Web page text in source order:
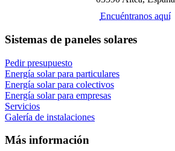
Encuéntranos aquí
Sistemas de paneles solares
Pedir presupuesto
Energía solar para particulares
Energía solar para colectivos
Energía solar para empresas
Servicios
Galería de instalaciones
Más información